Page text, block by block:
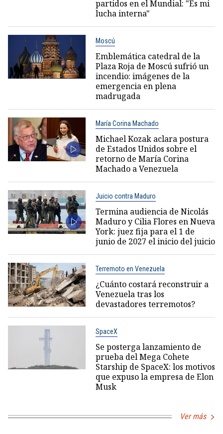
partidos en el Mundial: "Es mi
lucha interna"
Moscú
Emblemática catedral de la
Plaza Roja de Moscú sufrió un
incendio: imágenes de la
emergencia en plena
madrugada
María Corina Machado
Michael Kozak aclara postura
de Estados Unidos sobre el
retorno de María Corina
Machado a Venezuela
Juicio contra Maduro
Termina audiencia de Nicolás
Maduro y Cilia Flores en Nueva
York: juez fija para el 1 de
junio de 2027 el inicio del juicio
Terremoto en Venezuela
¿Cuánto costará reconstruir a
Venezuela tras los
devastadores terremotos?
SpaceX
Se posterga lanzamiento de
prueba del Mega Cohete
Starship de SpaceX: los motivos
que expuso la empresa de Elon
Musk
Ver más